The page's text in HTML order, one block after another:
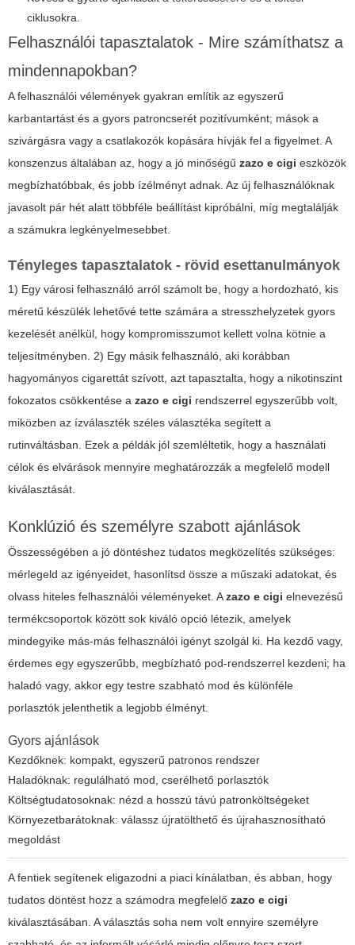
ciklusokra.
Felhasználói tapasztalatok - Mire számíthatsz a
mindennapokban?
A felhasználói vélemények gyakran említik az egyszerű
karbantartást és a gyors patroncserét pozitívumként; mások a
szivárgásra vagy a csatlakozók kopására hívják fel a figyelmet. A
konszenzus általában az, hogy a jó minőségű zazo e cigi eszközök
megbízhatóbbak, és jobb ízélményt adnak. Az új felhasználóknak
javasolt pár hét alatt többféle beállítást kipróbálni, míg megtalálják
a számukra legkényelmesebbet.
Tényleges tapasztalatok - rövid esettanulmányok
1) Egy városi felhasználó arról számolt be, hogy a hordozható, kis
méretű készülék lehetővé tette számára a stresszhelyzetek gyors
kezelését anélkül, hogy kompromisszumot kellett volna kötnie a
teljesítményben. 2) Egy másik felhasználó, aki korábban
hagyományos cigarettát szívott, azt tapasztalta, hogy a nikotinszint
fokozatos csökkentése a zazo e cigi rendszerrel egyszerűbb volt,
miközben az ízválaszték széles választéka segített a
rutinváltásban. Ezek a példák jól szemléltetik, hogy a használati
célok és elvárások mennyire meghatározzák a megfelelő modell
kiválasztását.
Konklúzió és személyre szabott ajánlások
Összességében a jó döntéshez tudatos megközelítés szükséges:
mérlegeld az igényeidet, hasonlítsd össze a műszaki adatokat, és
olvass hiteles felhasználói véleményeket. Azazo e cigi elnevezésű
termékcsoportok között sok kiváló opció létezik, amelyek
mindegyike más-más felhasználói igényt szolgál ki. Ha kezdő vagy,
érdemes egy egyszerűbb, megbízható pod-rendszerrel kezdeni; ha
haladó vagy, akkor egy testre szabható mod és különféle
porlasztók jelenthetik a legjobb élményt.
Gyors ajánlások
Kezdőknek: kompakt, egyszerű patronos rendszer
Haladóknak: regulálható mod, cserélhető porlasztók
Költségtudatosoknak: nézd a hosszú távú patronköltségeket
Környezetbarátoknak: válassz újratölthető és újrahasznosítható
megoldást
A fentiek segítenek eligazodni a piaci kínálatban, és abban, hogy
tudatos döntést hozz a számodra megfelelő zazo e cigi
kiválasztásában. A választás soha nem volt ennyire személyre